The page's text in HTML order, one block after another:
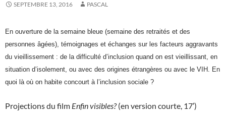
SEPTEMBRE 13, 2016 PASCAL
En ouverture de la semaine bleue (semaine des retraités et des
personnes âgées), témoignages et échanges sur les facteurs aggravants
du vieillissement : de la difficulté d’inclusion quand on est vieillissant, en
situation d’isolement, ou avec des origines étrangères ou avec le VIH. En
quoi là où on habite concourt à l’inclusion sociale ?
Projections du film Enfin visibles?(en version courte, 17′)